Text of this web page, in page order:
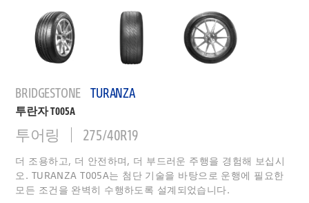
BRIDGESTONE TURANZA
투란자 T005A
투어링 275/40R19
더 조용하고, 더 안전하며, 더 부드러운 주행을 경험해 보십시
오. TURANZA T005A는 첨단 기술을 바탕으로 운행에 필요한
모든 조건을 완벽히 수행하도록 설계되었습니다.